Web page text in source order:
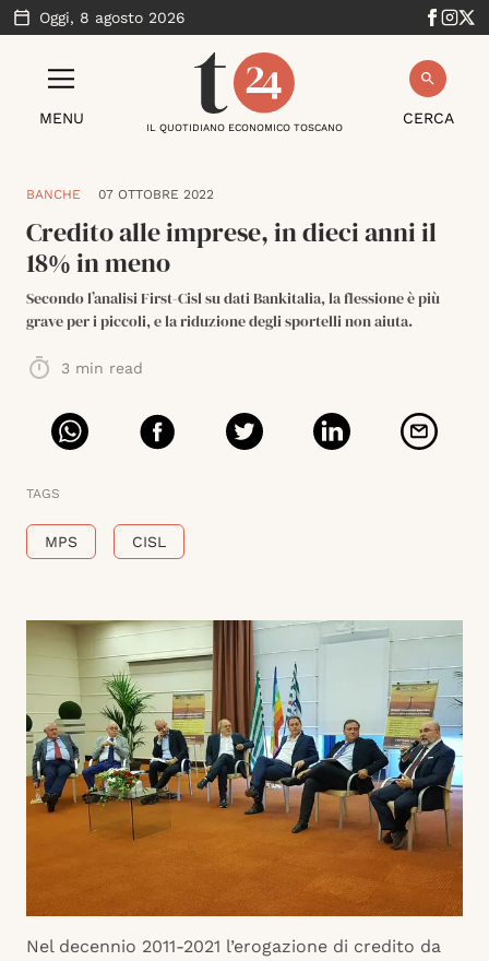
Oggi, 8 agosto 2026
MENU CERCA
IL QUOTIDIANO ECONOMICO TOSCANO
BANCHE 07 OTTOBRE 2022
Credito alle imprese, in dieci anni il
18% in meno
Secondo l’analisi First-Cisl su dati Bankitalia, la flessione è più
grave per i piccoli, e la riduzione degli sportelli non aiuta.
3 min read
TAGS
MPS CISL
Nel decennio 2011-2021 l’erogazione di credito da